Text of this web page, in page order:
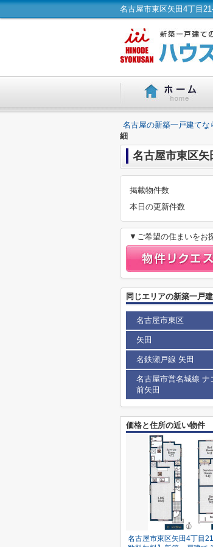
名古屋の新築一戸建て
細
名古屋市東区
掲載物件数
本日の更新件数
▼ご希望の住まいをお
同じエリアの新築一戸建
名古屋市東区
矢田
名鉄瀬戸線 矢田
名古屋市営名城線 ナ
前矢田
価格と住所の近い物件
名古屋市東区矢田4丁目